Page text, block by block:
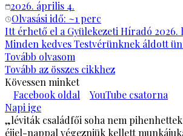
2026. április 4.
Olvasási idő: ~1 perc
Itt érhető el a Gyülekezeti Híradó 2026.
Minden kedves Testvérünknek áldott
Tovább olvasom
Tovább az összes cikkhez
Kövessen minket
Facebook oldal
YouTube csatorna
Napi ige
„léviták családfői soha nem
éjjel-nappal végezniük kellett